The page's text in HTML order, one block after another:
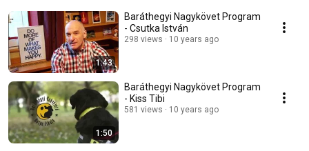
1:43
Baráthegyi Nagykövet Program
- Csutka István
298 views 10 years ago
1:50
Baráthegyi Nagykövet Program
- Kiss Tibi
581 views 10 years ago